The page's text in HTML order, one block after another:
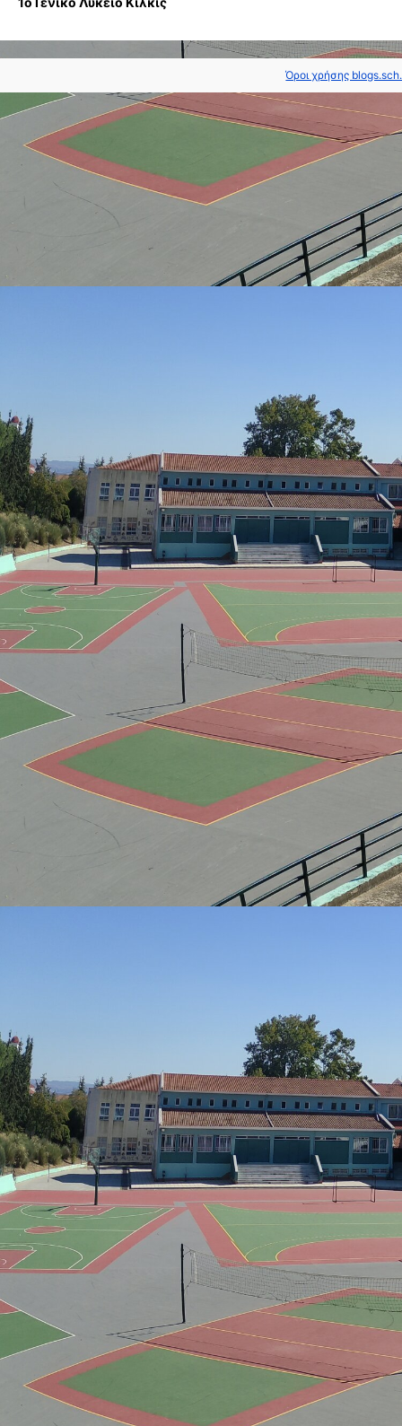
Όροι χρήσης